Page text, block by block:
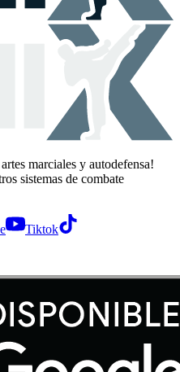
marciales y autodefensa!
sistemas de combate
Tiktok